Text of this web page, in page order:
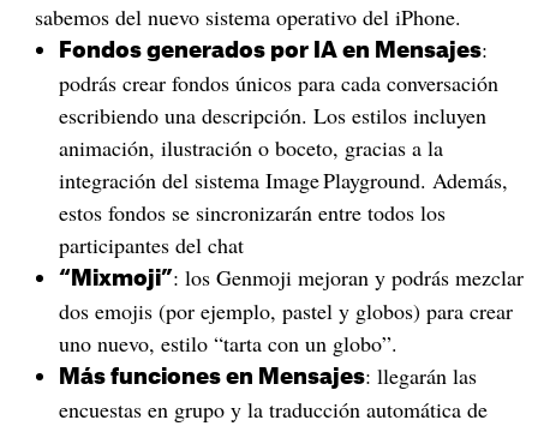
sabemos del nuevo sistema operativo del iPhone.
Fondos generados por IA en Mensajes:
podrás crear fondos únicos para cada conversación
escribiendo una descripción. Los estilos incluyen
animación, ilustración o boceto, gracias a la
integración del sistema Image Playground. Además,
estos fondos se sincronizarán entre todos los
participantes del chat
“Mixmoji”: los Genmoji mejoran y podrás mezclar
dos emojis (por ejemplo, pastel y globos) para crear
uno nuevo, estilo “tarta con un globo”.
Más funciones en Mensajes: llegarán las
encuestas en grupo y la traducción automática de